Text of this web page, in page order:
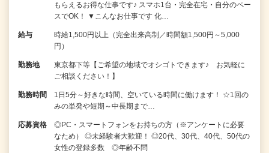
もらえるお得な仕事です♪ スマホ1台・完全在宅・自分のペー
スでOK！ ▼こんなお仕事です 化…
給与
時給1,500円以上（完全出来高制／時間額1,500円～5,000
円）
勤務地
東京都下等【ご希望の地域でオシゴトできます♪ お気軽に
ご相談ください！】
勤務時間
1日5分～好きな時間、空いている時間に働けます！ ☆1回の
みの単発や短期～中長期まで…
応募資格
◎PC・スマートフォンをお持ちの方（※アンケートに必要
なため） ◎未経験者大歓迎！ ◎20代、30代、40代、50代の
女性の登録多数 ◎年齢不問